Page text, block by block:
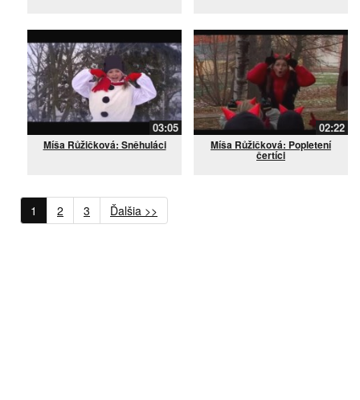
03:05
Míša Růžičková: Sněhuláci
02:22
Míša Růžičková: Popletení
čertíci
1 2 3 Ďalšia >>